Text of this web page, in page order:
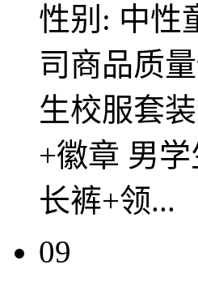
性别: 中性
司商品质
生校服套
+徽章 男
长裤+领...
09